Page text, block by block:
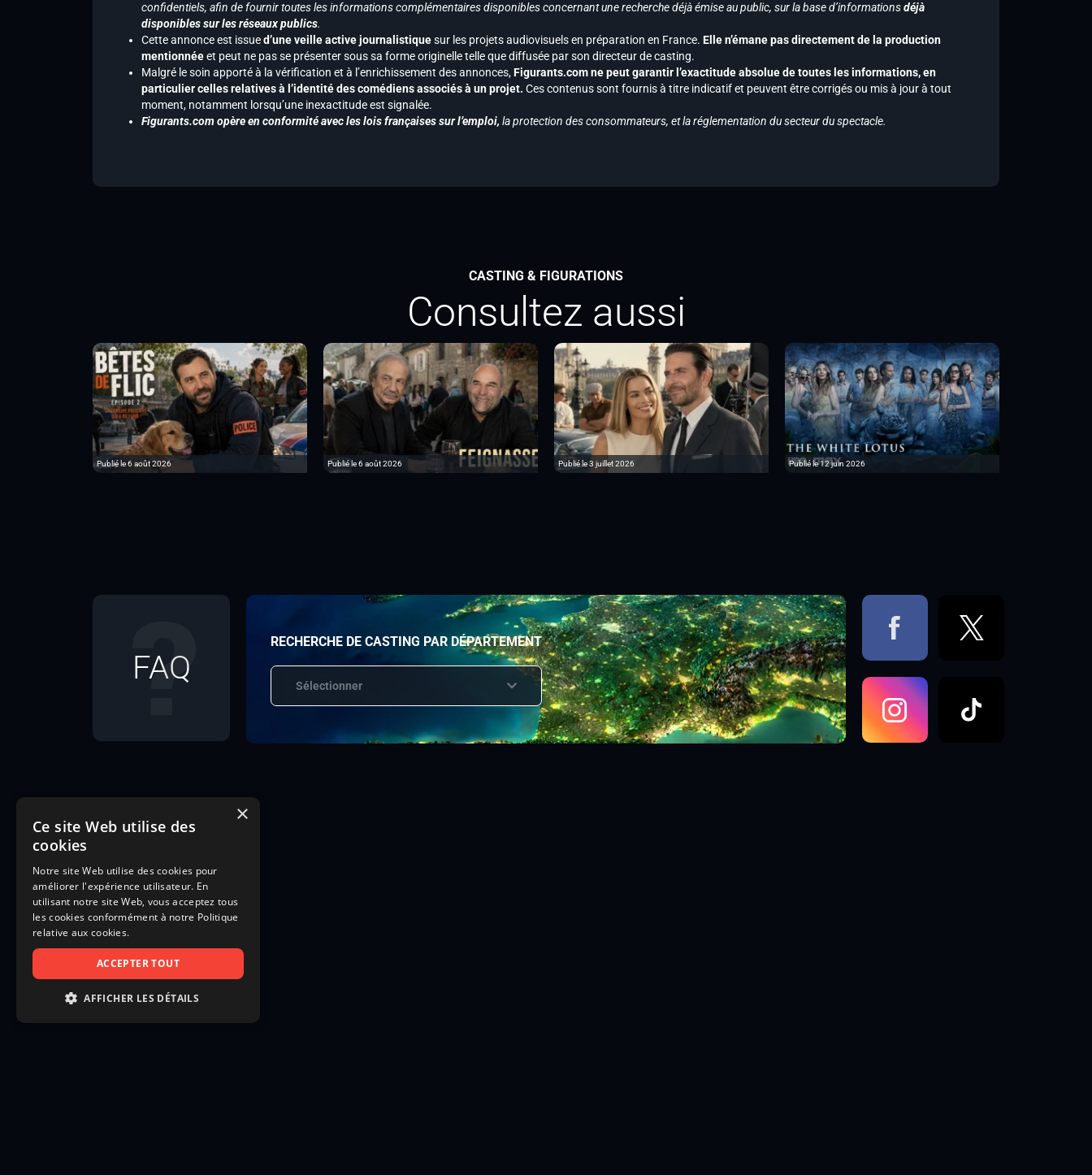
confidentiels, afin de fournir toutes les informations complémentaires disponibles concernant une recherche déjà émise au public, sur la base d’informationsdéjà
disponibles sur les réseaux publics.
Cette annonce est issued’une veille active journalistiquesur les projets audiovisuels en préparation en France. Elle n’émane pas directement de la production
mentionnéeet peut ne pas se présenter sous sa forme originelle telle que diffusée par son directeur de casting.
Malgré le soin apporté à la vérification et à l’enrichissement des annonces,Figurants.com ne peut garantir l’exactitude absolue de toutes les informations, en
particulier celles relatives à l’identité des comédiens associés à un projet. Ces contenus sont fournis à titre indicatif et peuvent être corrigés ou mis à jour à tout
moment, notamment lorsqu’une inexactitude est signalée.
Figurants.com opère en conformité avec les lois françaises sur l’emploi, la protection des consommateurs, et la réglementation du secteur du spectacle.
CASTING & FIGURATIONS
Consultez aussi
Publié le 6 août 2026 Publié le 6 août 2026 Publié le 3 juillet 2026 Publié le 12 juin 2026
FAQ
RECHERCHE DE CASTING PAR DÉPARTEMENT
Sélectionner
×
Ce site Web utilise des
cookies
Notre site Web utilise des cookies pour
améliorer l'expérience utilisateur. En
utilisant notre site Web, vous acceptez tous
les cookies conformément à notre Politique
relative aux cookies.
ACCEPTER TOUT
AFFICHER LES DÉTAILS